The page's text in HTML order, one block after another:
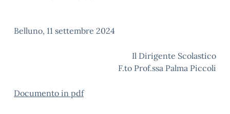
Belluno, 11 settembre 2024
Il Dirigente Scolastico
F.to Prof.ssa Palma Piccoli
Documento in pdf